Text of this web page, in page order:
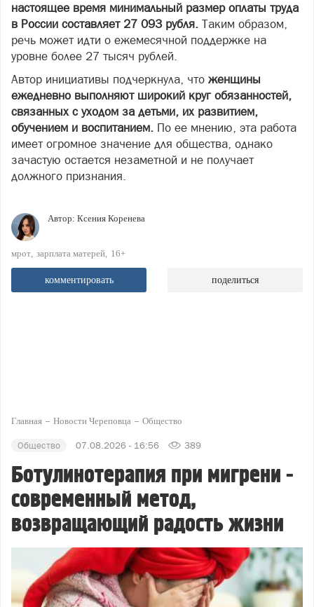
настоящее время минимальный размер оплаты труда
в России составляет 27 093 рубля. Таким образом,
речь может идти о ежемесячной поддержке на
уровне более 27 тысяч рублей.
Автор инициативы подчеркнула, что женщины
ежедневно выполняют широкий круг обязанностей,
связанных с уходом за детьми, их развитием,
обучением и воспитанием. По ее мнению, эта работа
имеет огромное значение для общества, однако
зачастую остается незаметной и не получает
должного признания.
Автор: Ксения Коренева
мрот зарплата матерей 16+
комментировать поделиться
Главная Новости Череповца Общество
Общество 07.08.2026 - 16:56 389
Ботулинотерапия при мигрени -
современный метод,
возвращающий радость жизни